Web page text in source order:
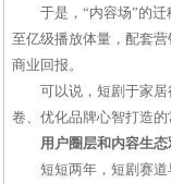
于是，“内容场”的
至亿级播放体量，配套
商业回报。
可以说，短剧于家
卷、优化品牌心智打造的
用户圈层和内容生
短短两年，短剧赛